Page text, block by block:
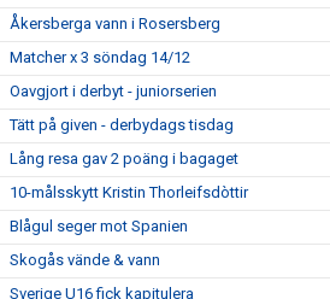
Åkersberga vann i Rosersberg
Matcher x 3 söndag 14/12
Oavgjort i derbyt - juniorserien
Tätt på given - derbydags tisdag
Lång resa gav 2 poäng i bagaget
10-målsskytt Kristin Thorleifsdòttir
Blågul seger mot Spanien
Skogås vände & vann
Sverige U16 fick kapitulera